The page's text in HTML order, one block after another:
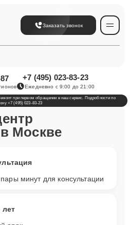
Заказать звонок
+7 (495) 023-83-23
Ежедневно с 9:00 до 21:00
при первом обращении в наш сервис. Подробности по
+7 (495) 023-83-23
Москве
минут для консультации
лет